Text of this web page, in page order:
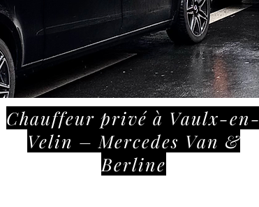
Chauffeur privé à Vaulx-en-
Velin – Mercedes Van &
Berline